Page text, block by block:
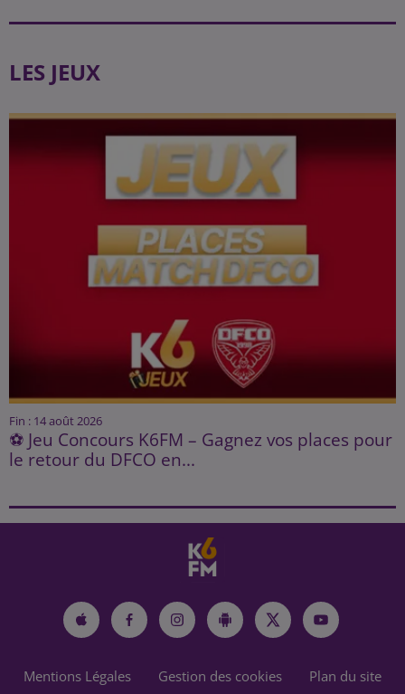
LES JEUX
Fin : 14 août 2026
⚽ Jeu Concours K6FM – Gagnez vos places pour
le retour du DFCO en...
Mentions Légales Gestion des cookies Plan du site